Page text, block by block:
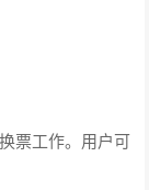
票工作。用户可